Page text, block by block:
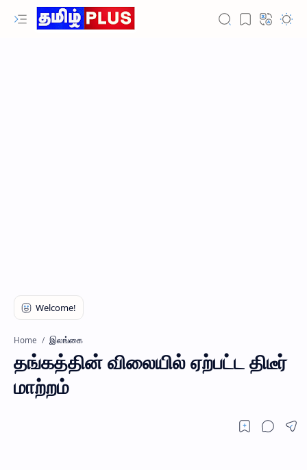
Home இலங்கை
தங்கத்தின் விலையில் ஏற்பட்ட திடீர்
மாற்றம்